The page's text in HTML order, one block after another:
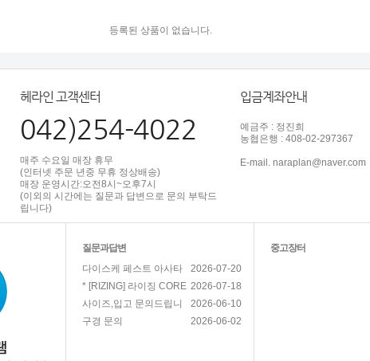
등록된 상품이 없습니다.
헤라인 고객센터
042)254-4022
매주 수요일 매장 휴무
(인터넷 주문 년중 무휴 정상배송)
매장 운영시간:오전8시~오후7시
(이외의 시간에는 질문과 답변으로 문의 부탁드
립니다)
입금계좌안내
예금주 : 정진희
농협은행 : 408-02-297367
E-mail. naraplan@naver.com
질문과답변
다이스케 페스트 아사타
2026-07-20
* [RIZING] 라이징 CORE 2026-07-18
사이즈,입고 문의드립니
2026-06-10
구경 문의
2026-06-02
중고장터